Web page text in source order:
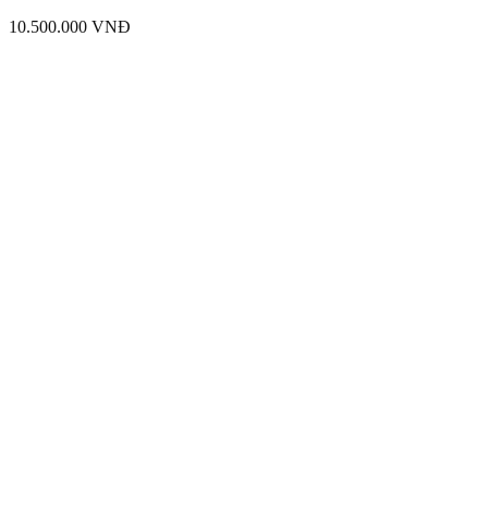
10.500.000 VNĐ